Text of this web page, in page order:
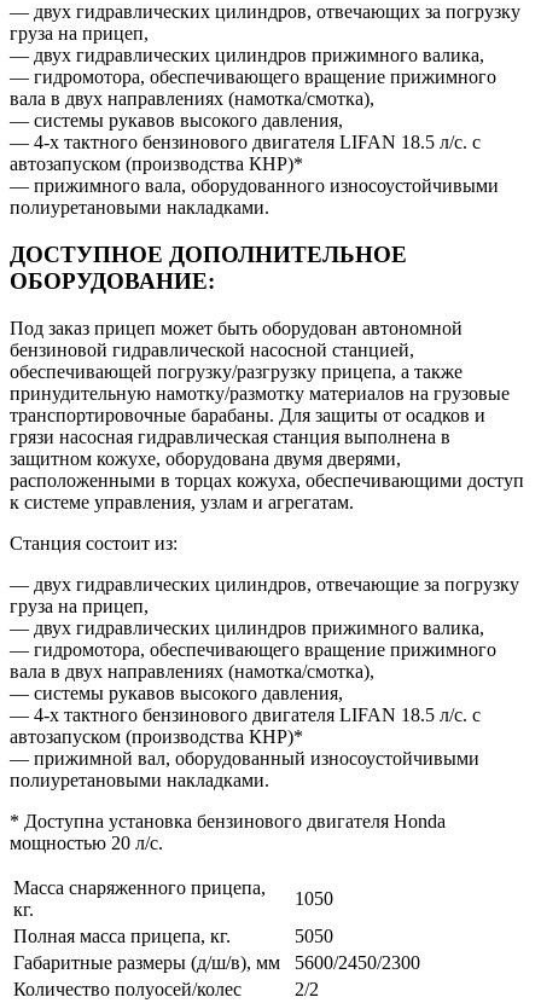
— двух гидравлических цилиндров, отвечающих за погрузку
груза на прицеп,
— двух гидравлических цилиндров прижимного валика,
— гидромотора, обеспечивающего вращение прижимного
вала в двух направлениях (намотка/смотка),
— системы рукавов высокого давления,
— 4-х тактного бензинового двигателя LIFAN 18.5 л/с. с
автозапуском (производства КНР)*
— прижимного вала, оборудованного износоустойчивыми
полиуретановыми накладками.
ДОСТУПНОЕ ДОПОЛНИТЕЛЬНОЕ
ОБОРУДОВАНИЕ:
Под заказ прицеп может быть оборудован автономной
бензиновой гидравлической насосной станцией,
обеспечивающей погрузку/разгрузку прицепа, а также
принудительную намотку/размотку материалов на грузовые
транспортировочные барабаны. Для защиты от осадков и
грязи насосная гидравлическая станция выполнена в
защитном кожухе, оборудована двумя дверями,
расположенными в торцах кожуха, обеспечивающими доступ
к системе управления, узлам и агрегатам.
Станция состоит из:
— двух гидравлических цилиндров, отвечающие за погрузку
груза на прицеп,
— двух гидравлических цилиндров прижимного валика,
— гидромотора, обеспечивающего вращение прижимного
вала в двух направлениях (намотка/смотка),
— системы рукавов высокого давления,
— 4-х тактного бензинового двигателя LIFAN 18.5 л/с. с
автозапуском (производства КНР)*
— прижимной вал, оборудованный износоустойчивыми
полиуретановыми накладками.
* Доступна установка бензинового двигателя Honda
мощностью 20 л/с.
Масса снаряженного прицепа,
кг.
1050
Полная масса прицепа, кг.
5050
Габаритные размеры (д/ш/в), мм
5600/2450/2300
Количество полуосей/колес
2/2